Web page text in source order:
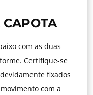
com as duas
Certifique-se
fixados
com a